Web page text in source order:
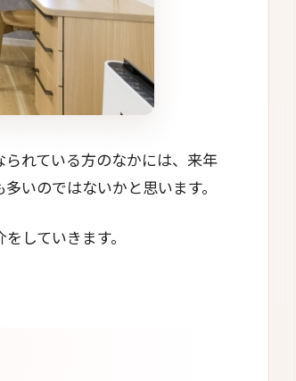
れている方のなかには、来年
いのではないかと思います。
していきます。